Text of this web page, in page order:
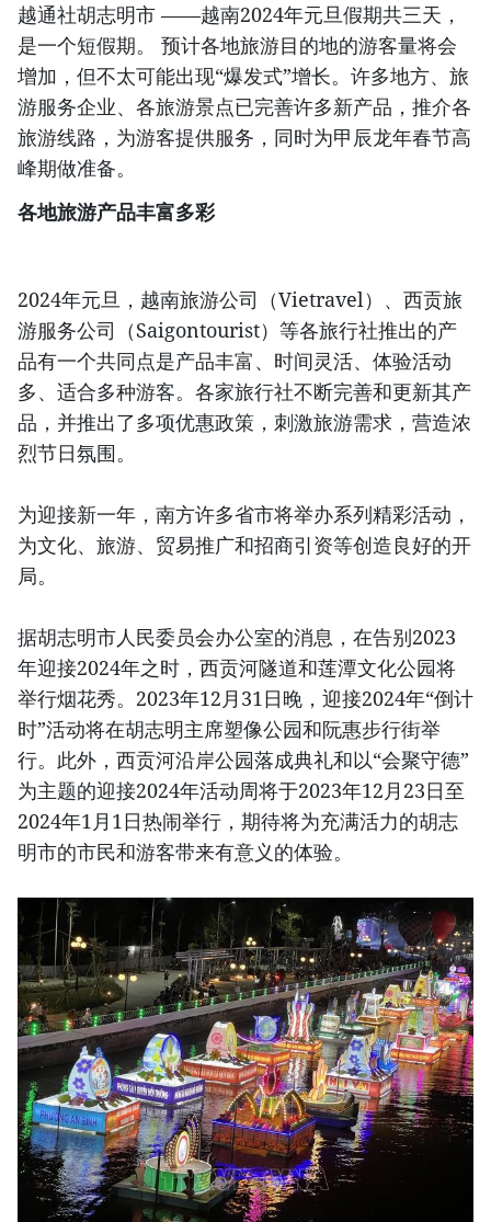
越通社胡志明市 ——越南2024年元旦假期共三天，
是一个短假期。 预计各地旅游目的地的游客量将会
增加，但不太可能出现“爆发式”增长。许多地方、旅
游服务企业、各旅游景点已完善许多新产品，推介各
旅游线路，为游客提供服务，同时为甲辰龙年春节高
峰期做准备。
各地旅游产品丰富多彩
2024年元旦，越南旅游公司（Vietravel）、西贡旅
游服务公司（Saigontourist）等各旅行社推出的产
品有一个共同点是产品丰富、时间灵活、体验活动
多、适合多种游客。各家旅行社不断完善和更新其产
品，并推出了多项优惠政策，刺激旅游需求，营造浓
烈节日氛围。
为迎接新一年，南方许多省市将举办系列精彩活动，
为文化、旅游、贸易推广和招商引资等创造良好的开
局。
据胡志明市人民委员会办公室的消息，在告别2023
年迎接2024年之时，西贡河隧道和莲潭文化公园将
举行烟花秀。2023年12月31日晚，迎接2024年“倒计
时”活动将在胡志明主席塑像公园和阮惠步行街举
行。此外，西贡河沿岸公园落成典礼和以“会聚守德”
为主题的迎接2024年活动周将于2023年12月23日至
2024年1月1日热闹举行，期待将为充满活力的胡志
明市的市民和游客带来有意义的体验。